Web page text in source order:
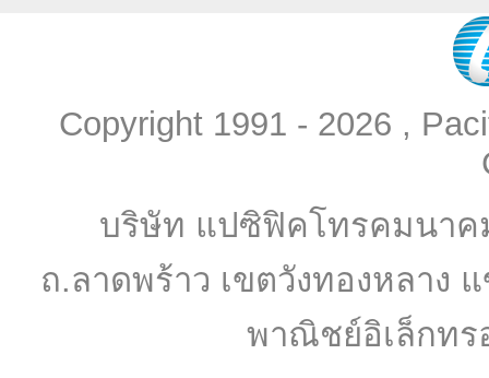
Copyright 1991 - 2026 ,
บริษัท แปซิฟิคโทรคมนาค
ถ.ลาดพร้าว เขตวังทองหลาง
พาณิชย์อิเล็กท